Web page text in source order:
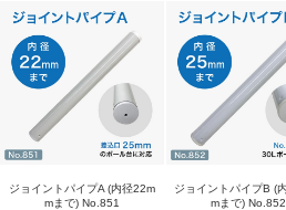
ジョイントパイプA (内径22m
mまで) No.851
ジョイントパイプB (
mまで) No.852